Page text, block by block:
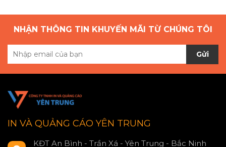
NHẬN THÔNG TIN KHUYẾN MÃI TỪ CHÚNG TÔI
Gửi
IN VÀ QUẢNG CÁO YÊN TRUNG
KĐT An Bình - Trần Xá - Yên Trung - Bắc Ninh